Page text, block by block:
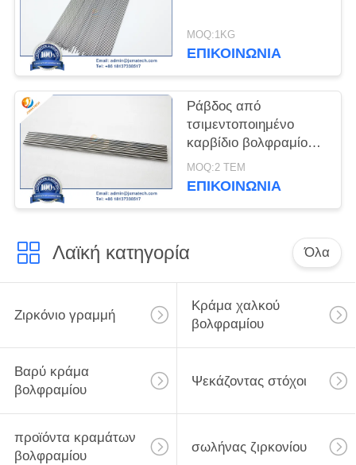
MOQ:1KG
ΕΠΙΚΟΙΝΩΝΊΑ
Ράβδος από
τσιμεντοποιημένο
καρβίδιο βολφραμίου
YG8
MOQ:2 ΤΕΜ
ΕΠΙΚΟΙΝΩΝΊΑ
Λαϊκή κατηγορία Όλα
Ζιρκόνιο γραμμή
Κράμα χαλκού
βολφραμίου
Βαρύ κράμα
βολφραμίου
Ψεκάζοντας στόχοι
προϊόντα κραμάτων
βολφραμίου
σωλήνας ζιρκονίου